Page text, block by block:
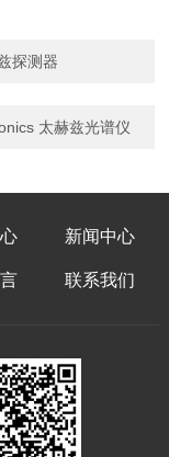
探测器
太赫兹光谱仪
新闻中心
联系我们